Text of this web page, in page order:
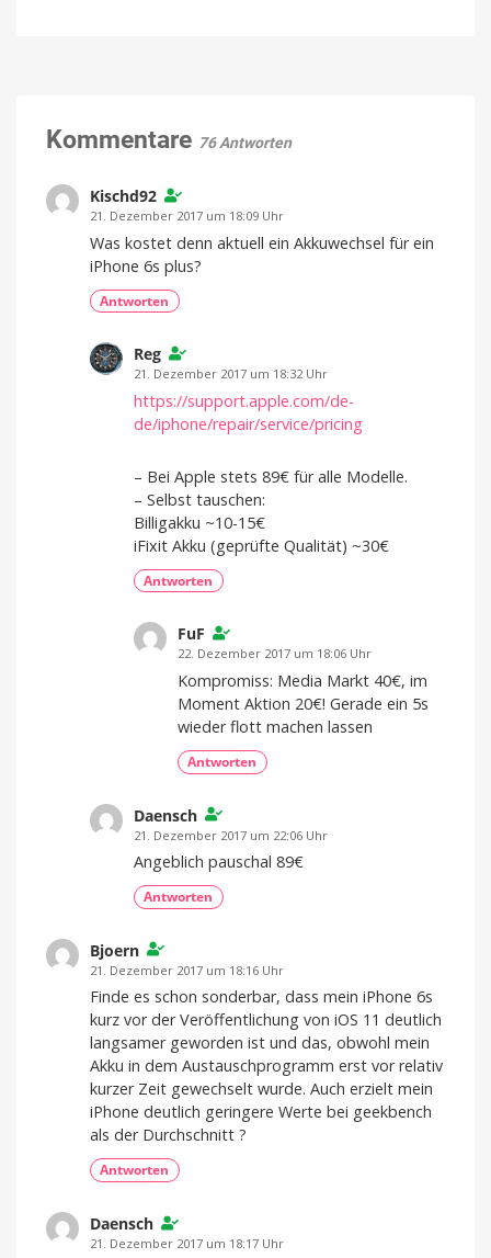
kein
2.0:
Kommentare 76 Antworten
Kischd92
21. Dezember 2017 um 18:09 Uhr
Was kostet denn aktuell ein Akkuwechsel für ein
iPhone 6s plus?
Antworten
Reg
21. Dezember 2017 um 18:32 Uhr
https://support.apple.com/de-
de/iphone/repair/service/pricing
– Bei Apple stets 89€ für alle Modelle.
– Selbst tauschen:
Billigakku ~10-15€
iFixit Akku (geprüfte Qualität) ~30€
Antworten
FuF
22. Dezember 2017 um 18:06 Uhr
Kompromiss: Media Markt 40€, im
Moment Aktion 20€! Gerade ein 5s
wieder flott machen lassen
Antworten
Daensch
21. Dezember 2017 um 22:06 Uhr
Angeblich pauschal 89€
Antworten
Bjoern
21. Dezember 2017 um 18:16 Uhr
Finde es schon sonderbar, dass mein iPhone 6s
kurz vor der Veröffentlichung von iOS 11 deutlich
langsamer geworden ist und das, obwohl mein
Akku in dem Austauschprogramm erst vor relativ
kurzer Zeit gewechselt wurde. Auch erzielt mein
iPhone deutlich geringere Werte bei geekbench
als der Durchschnitt ?
Antworten
Daensch
21. Dezember 2017 um 18:17 Uhr